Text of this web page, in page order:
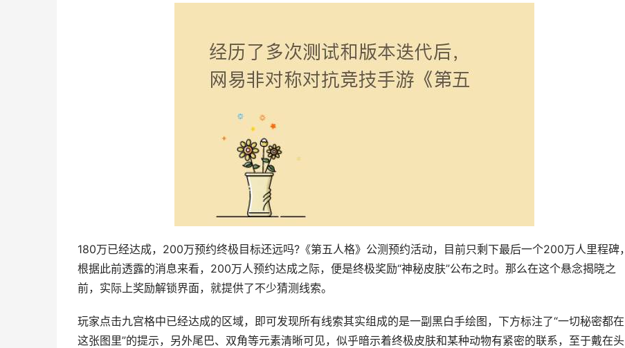
180万已经达成，200万预约终极目标还远吗?《第五人格》公测预约活动，目前只剩下最后一个200万人里程碑，
根据此前透露的消息来看，200万人预约达成之际，便是终极奖励“神秘皮肤”公布之时。那么在这个悬念揭晓之
前，实际上奖励解锁界面，就提供了不少猜测线索。
玩家点击九宫格中已经达成的区域，即可发现所有线索其实组成的是一副黑白手绘图，下方标注了“一切秘密都在
这张图里”的提示，另外尾巴、双角等元素清晰可见，似乎暗示着终极皮肤和某种动物有紧密的联系，至于戴在头